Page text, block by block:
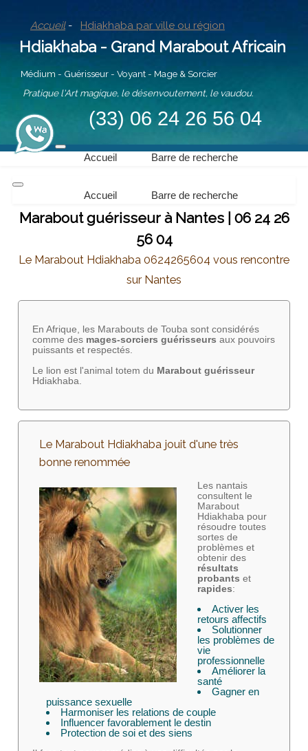
Accueil - Hdiakhaba par ville ou région
Hdiakhaba - Grand Marabout Africain
Médium - Guérisseur - Voyant - Mage & Sorcier
Pratique l'Art magique, le désenvoutement, le vaudou.
(33) 06 24 26 56 04
Accueil Barre de recherche
Accueil Barre de recherche
Marabout guérisseur à Nantes | 06 24 26
56 04
Le Marabout Hdiakhaba 0624265604 vous rencontre
sur Nantes
En Afrique, les Marabouts de Touba sont considérés
comme des mages-sorciers guérisseurs aux pouvoirs
puissants et respectés.
Le lion est l'animal totem du Marabout guérisseur
Hdiakhaba.
Le Marabout Hdiakhaba jouit d'une très
bonne renommée
Les nantais
consultent le
Marabout
Hdiakhaba pour
résoudre toutes
sortes de
problèmes et
obtenir des
résultats
probants et
rapides:
Activer les
retours affectifs
Solutionner
les problèmes de
vie
professionnelle
Améliorer la
santé
Gagner en
puissance sexuelle
Harmoniser les relations de couple
Influencer favorablement le destin
Protection de soi et des siens